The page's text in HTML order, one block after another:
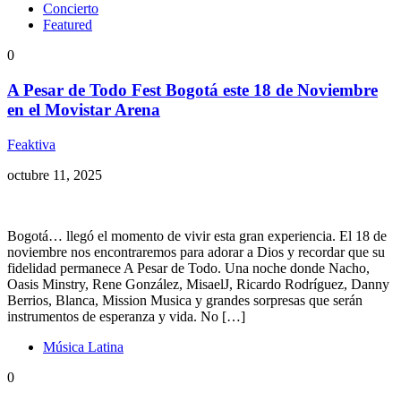
Concierto
Featured
0
A Pesar de Todo Fest Bogotá este 18 de Noviembre
en el Movistar Arena
Feaktiva
octubre 11, 2025
Bogotá… llegó el momento de vivir esta gran experiencia. El 18 de
noviembre nos encontraremos para adorar a Dios y recordar que su
fidelidad permanece A Pesar de Todo. Una noche donde Nacho,
Oasis Minstry, Rene González, MisaelJ, Ricardo Rodríguez, Danny
Berrios, Blanca, Mission Musica y grandes sorpresas que serán
instrumentos de esperanza y vida. No […]
Música Latina
0